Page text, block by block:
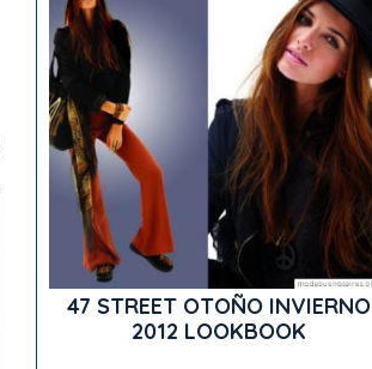
47 STREET OTOÑO INVIERNO
2012 LOOKBOOK